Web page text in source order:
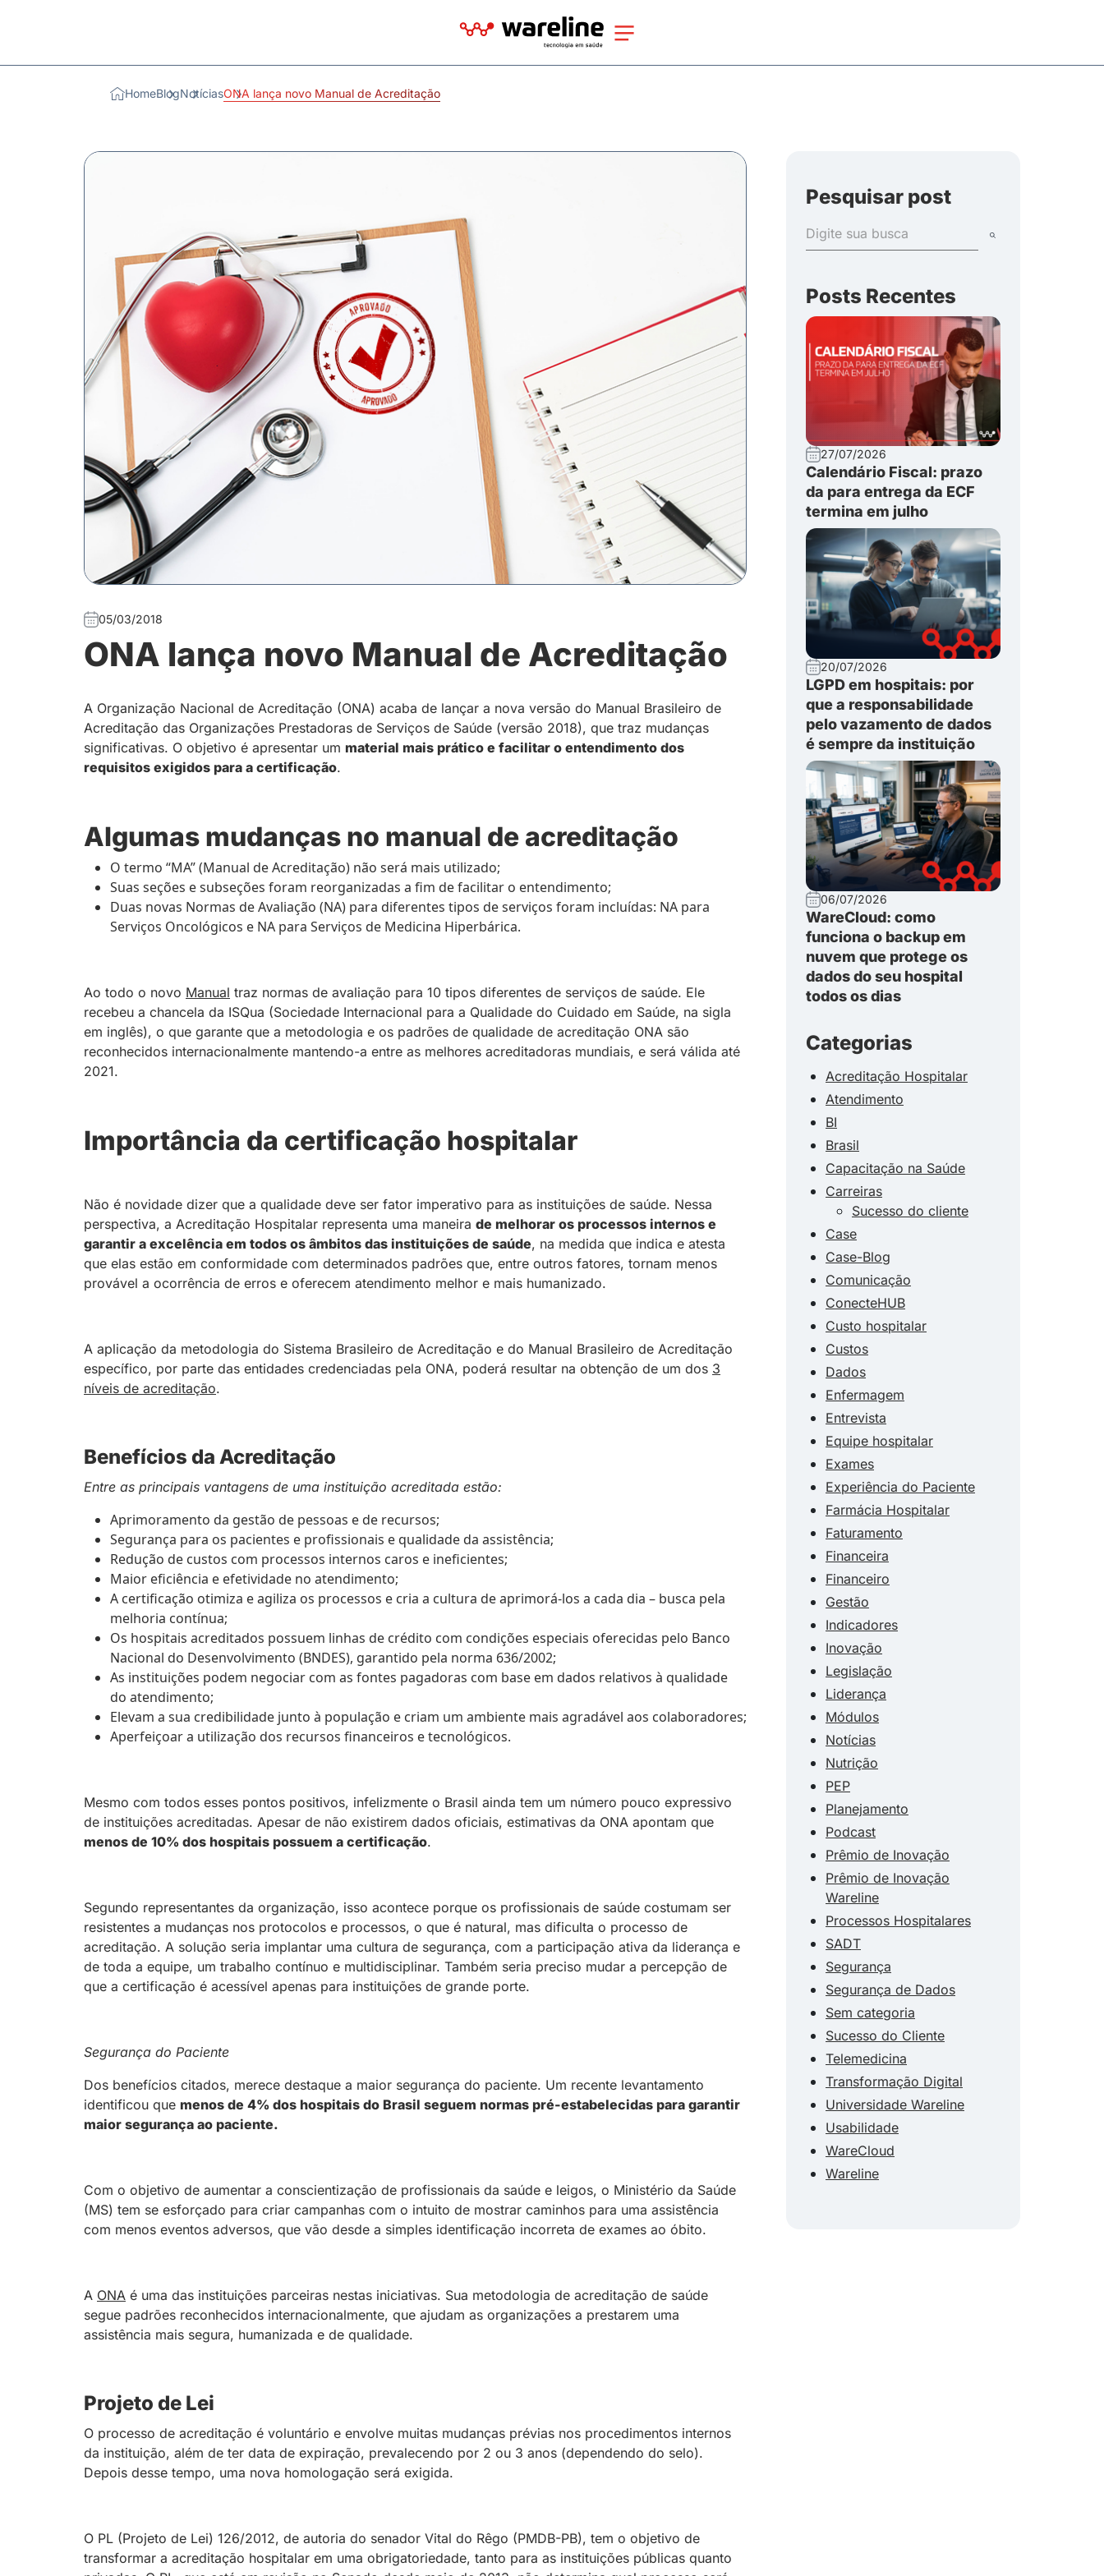
HomeBlogNotíciasONA lança novo Manual de Acreditação
05/03/2018
ONA lança novo Manual de Acreditação
A Organização Nacional de Acreditação (ONA) acaba de lançar a nova versão do Manual Brasileiro de
Acreditação das Organizações Prestadoras de Serviços de Saúde (versão 2018), que traz mudanças
significativas. O objetivo é apresentar um material mais prático e facilitar o entendimento dos
requisitos exigidos para a certificação.
Algumas mudanças no manual de acreditação
O termo “MA” (Manual de Acreditação) não será mais utilizado;
Suas seções e subseções foram reorganizadas a fim de facilitar o entendimento;
Duas novas Normas de Avaliação (NA) para diferentes tipos de serviços foram incluídas: NA para
Serviços Oncológicos e NA para Serviços de Medicina Hiperbárica.
Ao todo o novo Manual traz normas de avaliação para 10 tipos diferentes de serviços de saúde. Ele
recebeu a chancela da ISQua (Sociedade Internacional para a Qualidade do Cuidado em Saúde, na sigla
em inglês), o que garante que a metodologia e os padrões de qualidade de acreditação ONA são
reconhecidos internacionalmente mantendo-a entre as melhores acreditadoras mundiais, e será válida até
2021.
Importância da certificação hospitalar
Não é novidade dizer que a qualidade deve ser fator imperativo para as instituições de saúde. Nessa
perspectiva, a Acreditação Hospitalar representa uma maneira de melhorar os processos internos e
garantir a excelência em todos os âmbitos das instituições de saúde, na medida que indica e atesta
que elas estão em conformidade com determinados padrões que, entre outros fatores, tornam menos
provável a ocorrência de erros e oferecem atendimento melhor e mais humanizado.
A aplicação da metodologia do Sistema Brasileiro de Acreditação e do Manual Brasileiro de Acreditação
específico, por parte das entidades credenciadas pela ONA, poderá resultar na obtenção de um dos 3
níveis de acreditação.
Benefícios da Acreditação
Entre as principais vantagens de uma instituição acreditada estão:
Aprimoramento da gestão de pessoas e de recursos;
Segurança para os pacientes e profissionais e qualidade da assistência;
Redução de custos com processos internos caros e ineficientes;
Maior eficiência e efetividade no atendimento;
A certificação otimiza e agiliza os processos e cria a cultura de aprimorá-los a cada dia – busca pela
melhoria contínua;
Os hospitais acreditados possuem linhas de crédito com condições especiais oferecidas pelo Banco
Nacional do Desenvolvimento (BNDES), garantido pela norma 636/2002;
As instituições podem negociar com as fontes pagadoras com base em dados relativos à qualidade
do atendimento;
Elevam a sua credibilidade junto à população e criam um ambiente mais agradável aos colaboradores;
Aperfeiçoar a utilização dos recursos financeiros e tecnológicos.
Mesmo com todos esses pontos positivos, infelizmente o Brasil ainda tem um número pouco expressivo
de instituições acreditadas. Apesar de não existirem dados oficiais, estimativas da ONA apontam que
menos de 10% dos hospitais possuem a certificação.
Segundo representantes da organização, isso acontece porque os profissionais de saúde costumam ser
resistentes a mudanças nos protocolos e processos, o que é natural, mas dificulta o processo de
acreditação. A solução seria implantar uma cultura de segurança, com a participação ativa da liderança e
de toda a equipe, um trabalho contínuo e multidisciplinar. Também seria preciso mudar a percepção de
que a certificação é acessível apenas para instituições de grande porte.
Segurança do Paciente
Dos benefícios citados, merece destaque a maior segurança do paciente. Um recente levantamento
identificou que menos de 4% dos hospitais do Brasil seguem normas pré-estabelecidas para garantir
maior segurança ao paciente.
Com o objetivo de aumentar a conscientização de profissionais da saúde e leigos, o Ministério da Saúde
(MS) tem se esforçado para criar campanhas com o intuito de mostrar caminhos para uma assistência
com menos eventos adversos, que vão desde a simples identificação incorreta de exames ao óbito.
A ONA é uma das instituições parceiras nestas iniciativas. Sua metodologia de acreditação de saúde
segue padrões reconhecidos internacionalmente, que ajudam as organizações a prestarem uma
assistência mais segura, humanizada e de qualidade.
Projeto de Lei
O processo de acreditação é voluntário e envolve muitas mudanças prévias nos procedimentos internos
da instituição, além de ter data de expiração, prevalecendo por 2 ou 3 anos (dependendo do selo).
Depois desse tempo, uma nova homologação será exigida.
O PL (Projeto de Lei) 126/2012, de autoria do senador Vital do Rêgo (PMDB-PB), tem o objetivo de
transformar a acreditação hospitalar em uma obrigatoriedade, tanto para as instituições públicas quanto
Pesquisar post
Posts Recentes
27/07/2026
Calendário Fiscal: prazo
da para entrega da ECF
termina em julho
20/07/2026
LGPD em hospitais: por
que a responsabilidade
pelo vazamento de dados
é sempre da instituição
06/07/2026
WareCloud: como
funciona o backup em
nuvem que protege os
dados do seu hospital
todos os dias
Categorias
Acreditação Hospitalar
Atendimento
BI
Brasil
Capacitação na Saúde
Carreiras
Sucesso do cliente
Case
Case-Blog
Comunicação
ConecteHUB
Custo hospitalar
Custos
Dados
Enfermagem
Entrevista
Equipe hospitalar
Exames
Experiência do Paciente
Farmácia Hospitalar
Faturamento
Financeira
Financeiro
Gestão
Indicadores
Inovação
Legislação
Liderança
Módulos
Notícias
Nutrição
PEP
Planejamento
Podcast
Prêmio de Inovação
Prêmio de Inovação
Wareline
Processos Hospitalares
SADT
Segurança
Segurança de Dados
Sem categoria
Sucesso do Cliente
Telemedicina
Transformação Digital
Universidade Wareline
Usabilidade
WareCloud
Wareline